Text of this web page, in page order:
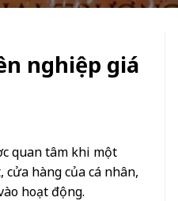
nghiệp giá
quan tâm khi một
hàng của cá nhân,
hoạt động.